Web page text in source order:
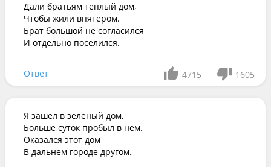
Дали братьям тёплый дом,
Чтобы жили впятером.
Брат большой не согласился
И отдельно поселился.
Ответ 4715 1605
Я зашел в зеленый дом,
Больше суток пробыл в нем.
Оказался этот дом
В дальнем городе другом.